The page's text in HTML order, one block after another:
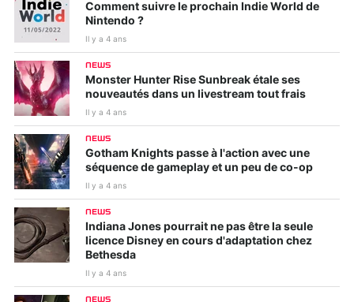
Comment suivre le prochain Indie World de
Nintendo ?
Il y a 4 ans
NEWS
Monster Hunter Rise Sunbreak étale ses
nouveautés dans un livestream tout frais
Il y a 4 ans
NEWS
Gotham Knights passe à l'action avec une
séquence de gameplay et un peu de co-op
Il y a 4 ans
NEWS
Indiana Jones pourrait ne pas être la seule
licence Disney en cours d'adaptation chez
Bethesda
Il y a 4 ans
NEWS